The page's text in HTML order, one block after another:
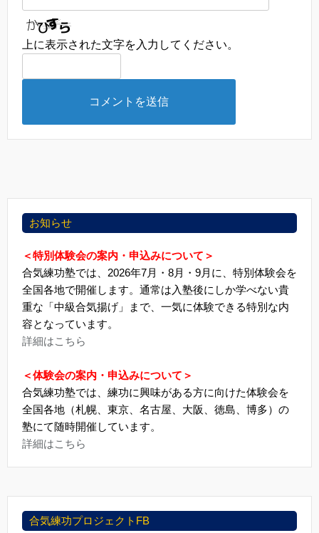
上に表示された文字を入力してください。
お知らせ
＜特別体験会の案内・申込みについて＞
合気練功塾では、2026年7月・8月・9月に、特別体験会を
全国各地で開催します。通常は入塾後にしか学べない貴
重な「中級合気揚げ」まで、一気に体験できる特別な内
容となっています。
詳細はこちら
＜体験会の案内・申込みについて＞
合気練功塾では、練功に興味がある方に向けた体験会を
全国各地（札幌、東京、名古屋、大阪、徳島、博多）の
塾にて随時開催しています。
詳細はこちら
合気練功プロジェクトFB